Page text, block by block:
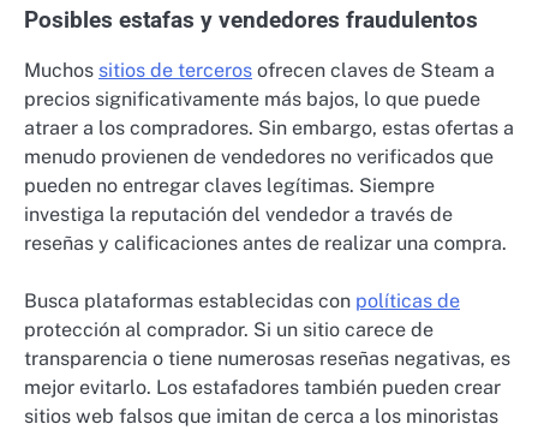
Posibles estafas y vendedores fraudulentos
Muchos sitios de terceros ofrecen claves de Steam a
precios significativamente más bajos, lo que puede
atraer a los compradores. Sin embargo, estas ofertas a
menudo provienen de vendedores no verificados que
pueden no entregar claves legítimas. Siempre
investiga la reputación del vendedor a través de
reseñas y calificaciones antes de realizar una compra.
Busca plataformas establecidas con políticas de
protección al comprador. Si un sitio carece de
transparencia o tiene numerosas reseñas negativas, es
mejor evitarlo. Los estafadores también pueden crear
sitios web falsos que imitan de cerca a los minoristas